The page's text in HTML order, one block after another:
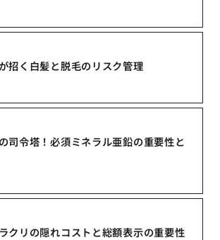
招く白髪と脱毛のリスク管理
司令塔！必須ミネラル亜鉛の重要性と
クリの隠れコストと総額表示の重要性